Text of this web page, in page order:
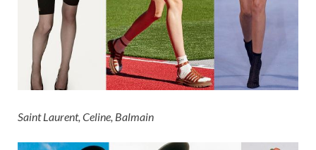
Saint Laurent, Celine, Balmain